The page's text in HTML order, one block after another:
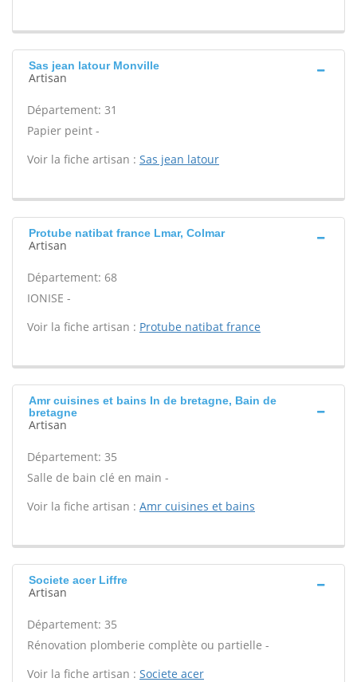
Sas jean latour Monville
Artisan
Département: 31
Papier peint -
Voir la fiche artisan : Sas jean latour
Protube natibat france Lmar, Colmar
Artisan
Département: 68
IONISE -
Voir la fiche artisan : Protube natibat france
Amr cuisines et bains In de bretagne, Bain de
bretagne
Artisan
Département: 35
Salle de bain clé en main -
Voir la fiche artisan : Amr cuisines et bains
Societe acer Liffre
Artisan
Département: 35
Rénovation plomberie complète ou partielle -
Voir la fiche artisan : Societe acer